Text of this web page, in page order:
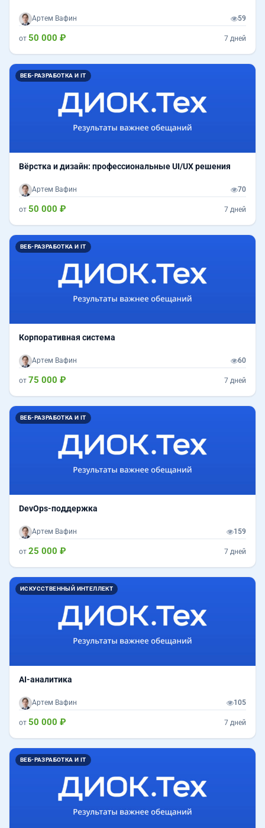
Артем Вафин 59
от 50 000 ₽ 7 дней
ВЕБ-РАЗРАБОТКА И IT
Вёрстка и дизайн: профессиональные UI/UX решения
Артем Вафин 70
от 50 000 ₽ 7 дней
ВЕБ-РАЗРАБОТКА И IT
Корпоративная система
Артем Вафин 60
от 75 000 ₽ 7 дней
ВЕБ-РАЗРАБОТКА И IT
DevOps-поддержка
Артем Вафин 159
от 25 000 ₽ 7 дней
ИСКУССТВЕННЫЙ ИНТЕЛЛЕКТ
AI-аналитика
Артем Вафин 105
от 50 000 ₽ 7 дней
ВЕБ-РАЗРАБОТКА И IT